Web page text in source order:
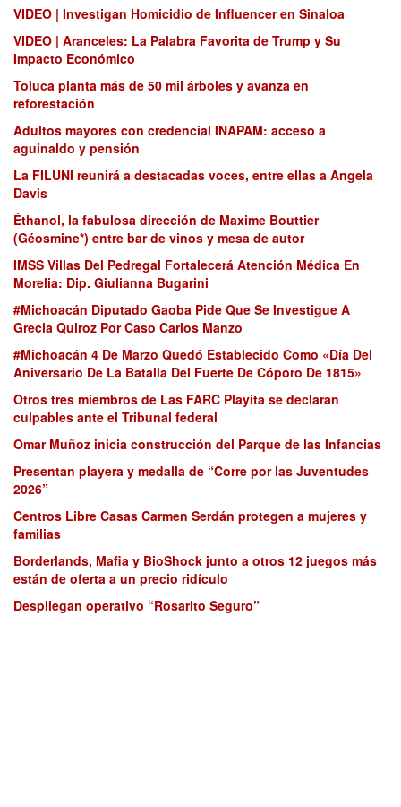
VIDEO | Investigan Homicidio de Influencer en Sinaloa
VIDEO | Aranceles: La Palabra Favorita de Trump y Su
Impacto Económico
Toluca planta más de 50 mil árboles y avanza en
reforestación
Adultos mayores con credencial INAPAM: acceso a
aguinaldo y pensión
La FILUNI reunirá a destacadas voces, entre ellas a Angela
Davis
Éthanol, la fabulosa dirección de Maxime Bouttier
(Géosmine*) entre bar de vinos y mesa de autor
IMSS Villas Del Pedregal Fortalecerá Atención Médica En
Morelia: Dip. Giulianna Bugarini
#Michoacán Diputado Gaoba Pide Que Se Investigue A
Grecia Quiroz Por Caso Carlos Manzo
#Michoacán 4 De Marzo Quedó Establecido Como «Día Del
Aniversario De La Batalla Del Fuerte De Cóporo De 1815»
Otros tres miembros de Las FARC Playita se declaran
culpables ante el Tribunal federal
Omar Muñoz inicia construcción del Parque de las Infancias
Presentan playera y medalla de “Corre por las Juventudes
2026”
Centros Libre Casas Carmen Serdán protegen a mujeres y
familias
Borderlands, Mafia y BioShock junto a otros 12 juegos más
están de oferta a un precio ridículo
Despliegan operativo “Rosarito Seguro”